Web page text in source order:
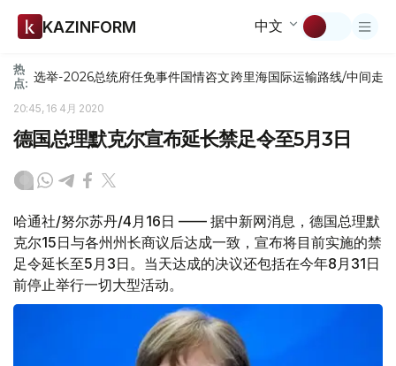
KAZINFORM 中文
热
点: 选举-2026总统府任免事件国情咨文跨里海国际运输路线/中间走廊
20:45, 16 4月 2020
德国总理默克尔宣布延长禁足令至5月3日
哈通社/努尔苏丹/4月16日 —— 据中新网消息，德国总理默
克尔15日与各州州长商议后达成一致，宣布将目前实施的禁
足令延长至5月3日。当天达成的决议还包括在今年8月31日
前停止举行一切大型活动。